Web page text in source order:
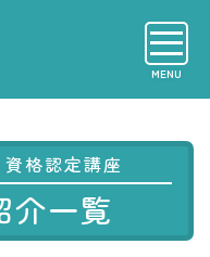
MENU
格認定講座
介一覧